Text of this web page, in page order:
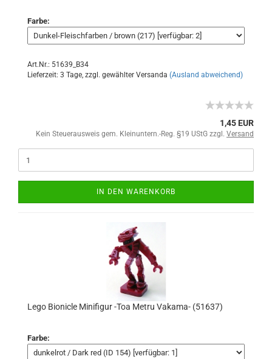
Farbe:
Art.Nr.: 51639_B34
Lieferzeit: 3 Tage, zzgl. gewählter Versanda (Ausland abweichend)
1,45 EUR
Kein Steuerausweis gem. Kleinuntern.-Reg. §19 UStG zzgl. Versand
IN DEN WARENKORB
Lego Bionicle Minifigur -Toa Metru Vakama- (51637)
Farbe: